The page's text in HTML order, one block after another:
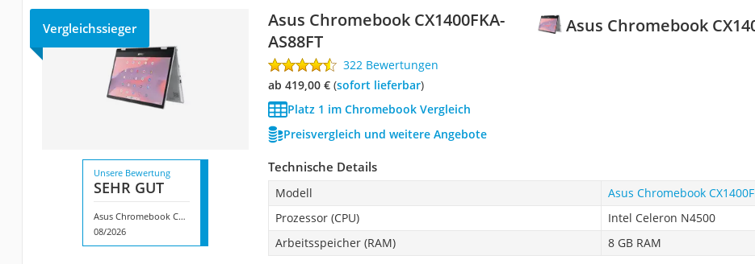
Asus Chromebook
Vergleichssieger
Asus Chromebook CX1400FKA-
AS88FT
322 Bewertungen
ab 419,00 €( Sofort lieferbar)
Platz 1 im Chromebook Vergleich
Preisvergleich und weitere Angebote
Unsere Bewertung
SEHR GUT
Asus Chromebook CX1400FKA-AS88FT
08/2026
Technische Details
Modell
Asus Chromebook
Prozessor (CPU)
Intel Celeron N4500
Arbeitsspeicher (RAM)
8 GB RAM